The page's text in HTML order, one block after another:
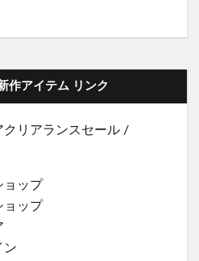
作アイテム リンク
クリアランスセール /
ョップ
ョップ
ン